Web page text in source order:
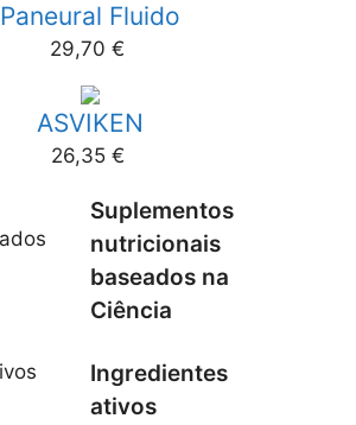
Paneural Fluido
29,70 €
ASVIKEN
26,35 €
Suplementos
nutricionais
baseados na
Ciência
Ingredientes
ativos